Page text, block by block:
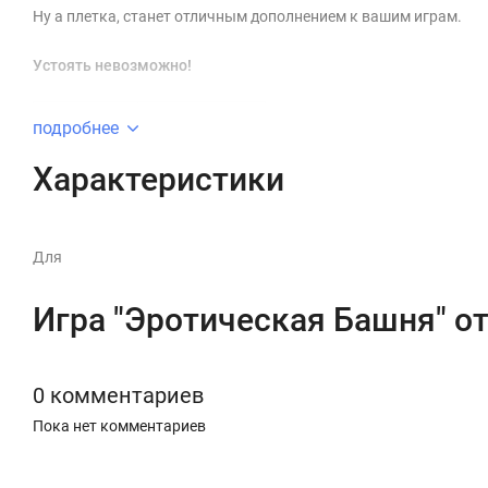
Ну а плетка, станет отличным дополнением к вашим играм.
Устоять невозможно!
подробнее
Характеристики
Для
Игра "Эротическая Башня"
0 комментариев
Пока нет комментариев